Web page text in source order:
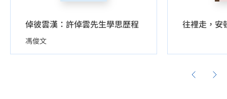
倬彼雲漢：許倬雲先生學思歷程
馮俊文